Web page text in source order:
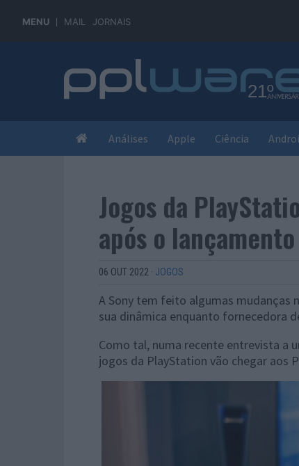
MENU MAIL JORNAIS
Análises Apple Ciência
Jogos da
após o lançamento
06 OUT 2022 · JOGOS
A Sony tem feito algumas mudanças
sua dinâmica enquanto fornecedora
Como tal, numa recente entrevista a
jogos da PlayStation vão chegar aos